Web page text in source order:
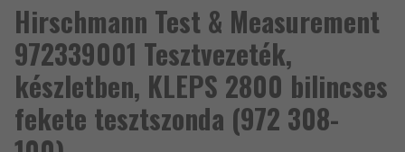
Hirschmann Test & Measurement
972339001 Tesztvezeték,
készletben, KLEPS 2800 bilincses
fekete tesztszonda (972 308-